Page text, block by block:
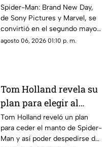
millones de dólares y
es el segundo mejor
debut de la historia
Spider-Man: Brand New Day,
de Sony Pictures y Marvel, se
convirtió en el segundo mayor
estreno de fin de semana. Aquí
agosto 06, 2026 01:10 p. m.
Tom Holland revela su
plan para elegir al
próximo Spider-Man
en Marvel y despedirse
del personaje
Tom Holland reveló un plan
para ceder el manto de Spider-
Man y así poder despedirse del